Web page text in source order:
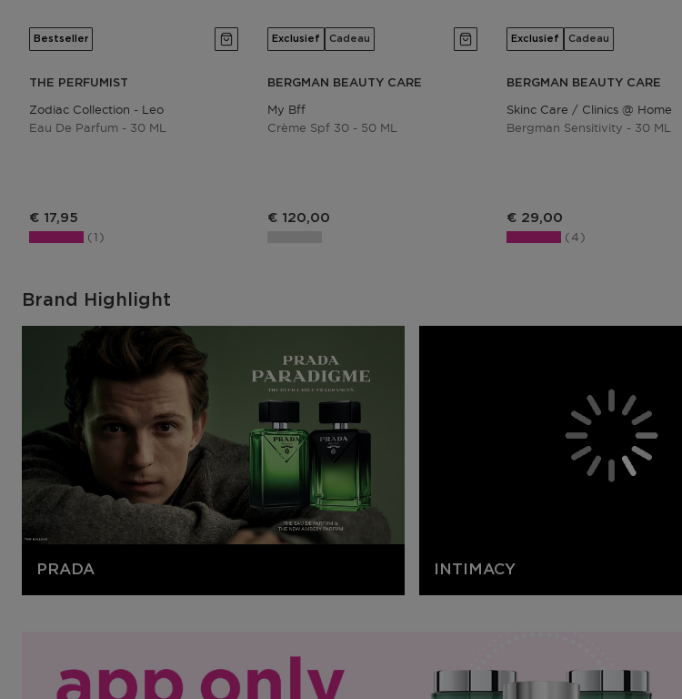
Bestseller
THE PERFUMIST
Zodiac Collection - Leo
Eau De Parfum - 30 ML
Productprijs
€ 17,95
1
Exclusief Cadeau
BERGMAN BEAUTY CARE
My Bff
Crème Spf 30 - 50 ML
€ 120,00
Exclusief Cadeau
BERGMAN BEAUTY CARE
Skinc Care / Clinics @ Home
Bergman Sensitivity - 30 ML
€ 29,00
4
Brand Highlight
PRADA INTIMACY